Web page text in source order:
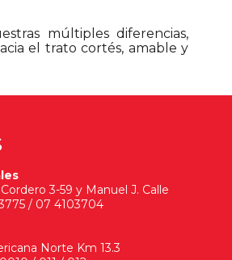
múltiples diferencias,
el trato cortés, amable y
3-59 y Manuel J. Calle
/ 07 4103704
Norte Km 13.3